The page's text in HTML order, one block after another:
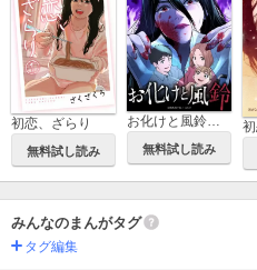
初恋、ざらり
無料試し読み 無料試し読み
みんなのまんがタグ
タグ編集